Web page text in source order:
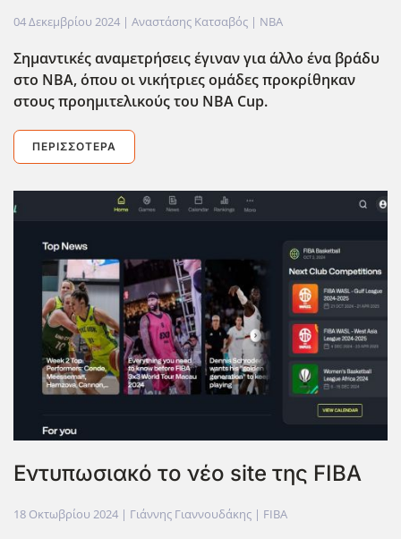
04 Δεκεμβρίου 2024 | Αναστάσης Κατσαβός | NBA
Σημαντικές αναμετρήσεις έγιναν για άλλο ένα βράδυ
στο NBA, όπου οι νικήτριες ομάδες προκρίθηκαν
στους προημιτελικούς του NBA Cup.
ΠΕΡΙΣΣΌΤΕΡΑ
Εντυπωσιακό το νέο site της FIBA
18 Οκτωβρίου 2024 | Γιάννης Γιαννουδάκης | FIBA